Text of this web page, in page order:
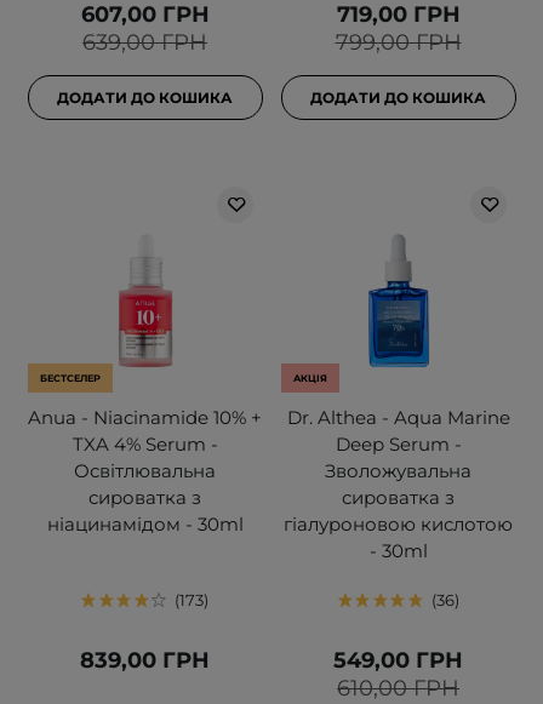
639,00 ГРН
607,00 ГРН
ДОДАТИ ДО КОШИКА
799,00 ГРН
719,00 ГРН
ДОДАТИ ДО КОШИКА
БЕСТСЕЛЕР
Anua - Niacinamide 10% +
TXA 4% Serum -
Освітлювальна
сироватка з
ніацинамідом - 30ml
173
839,00 ГРН
АКЦІЯ
Dr. Althea - Aqua Marine
Deep Serum -
Зволожувальна
сироватка з
гіалуроновою кислотою
- 30ml
36
610,00 ГРН
549,00 ГРН